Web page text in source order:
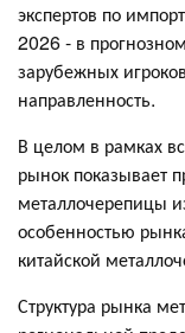
экспертов по
2026 - в
зарубежных
направленность.
В целом в рамках
рынок показывает
металлочерепицы
особенностью
китайской
Структура рынка